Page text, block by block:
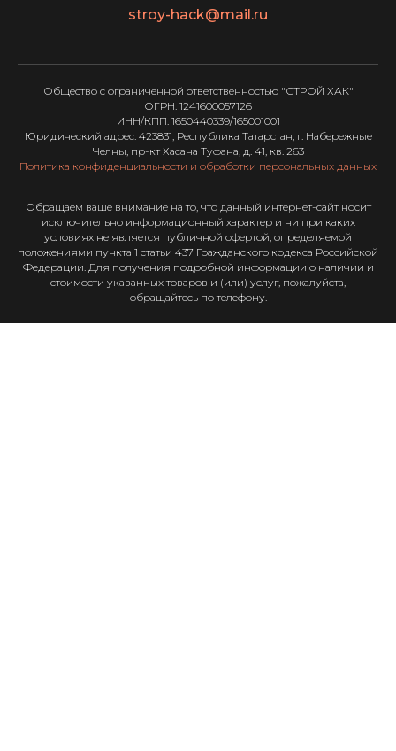
stroy-hack@mail.ru
Общество с ограниченной ответственностью "СТРОЙ ХАК"
ОГРН: 1241600057126
ИНН/КПП: 1650440339/165001001
Юридический адрес: 423831, Республика Татарстан, г. Набережные
Челны, пр-кт Хасана Туфана, д. 41, кв. 263
Политика конфиденциальности и обработки персональных данных
Обращаем ваше внимание на то, что данный интернет-сайт носит
исключительно информационный характер и ни при каких
условиях не является публичной офертой, определяемой
положениями пункта 1 статьи 437 Гражданского кодекса Российской
Федерации. Для получения подробной информации о наличии и
стоимости указанных товаров и (или) услуг, пожалуйста,
обращайтесь по телефону.